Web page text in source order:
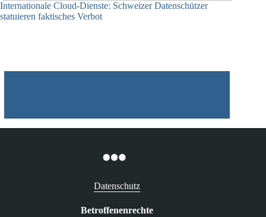
Internationale Cloud-Dienste: Schweizer Datenschützer
statuieren faktisches Verbot
Datenschutz
Betroffenenrechte